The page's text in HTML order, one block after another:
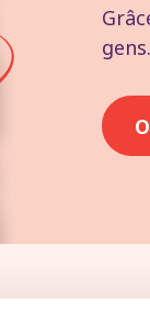
gens.